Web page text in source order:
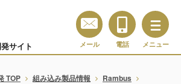
サイト メール 電話 メニュー
TOP 組み込み製品情報
Rambus